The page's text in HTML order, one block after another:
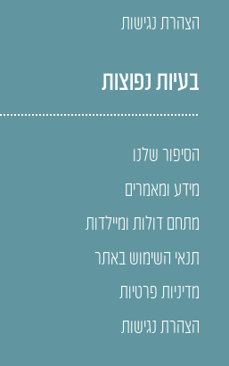
הצהרת נגישות
בעיות נפוצות
הסיפור שלנו
מידע ומאמרים
מתחם דולות ומיילדות
תנאי השימוש באתר
מדיניות פרטיות
הצהרת נגישות